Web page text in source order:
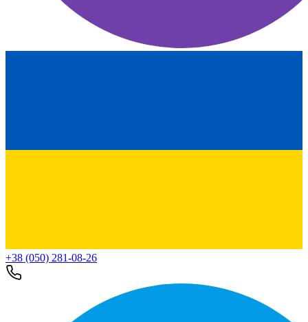
+38 (050) 281-08-26